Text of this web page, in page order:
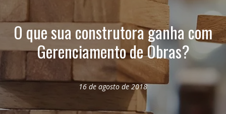
O que sua construtora ganha com
Gerenciamento de Obras?
16 de agosto de 2018